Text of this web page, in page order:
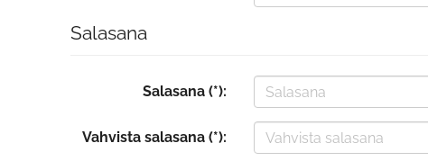
Salasana
Salasana (*):
Vahvista salasana (*):